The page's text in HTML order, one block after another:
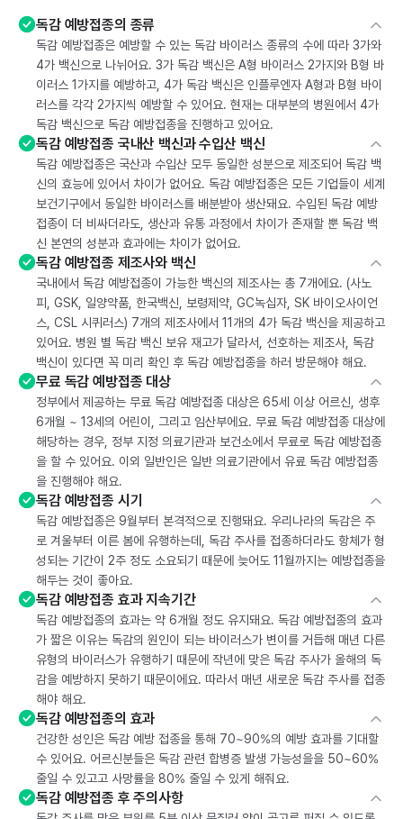
독감 예방접종의 종류
독감 예방접종은 예방할 수 있는 독감 바이러스 종류의 수에 따라 3가와
4가 백신으로 나뉘어요. 3가 독감 백신은 A형 바이러스 2가지와 B형 바
이러스 1가지를 예방하고, 4가 독감 백신은 인플루엔자 A형과 B형 바이
러스를 각각 2가지씩 예방할 수 있어요. 현재는 대부분의 병원에서 4가
독감 백신으로 독감 예방접종을 진행하고 있어요.
독감 예방접종 국내산 백신과 수입산 백신
독감 예방접종은 국산과 수입산 모두 동일한 성분으로 제조되어 독감 백
신의 효능에 있어서 차이가 없어요. 독감 예방접종은 모든 기업들이 세계
보건기구에서 동일한 바이러스를 배분받아 생산돼요. 수입된 독감 예방
접종이 더 비싸더라도, 생산과 유통 과정에서 차이가 존재할 뿐 독감 백
신 본연의 성분과 효과에는 차이가 없어요.
독감 예방접종 제조사와 백신
국내에서 독감 예방접종이 가능한 백신의 제조사는 총 7개에요. (사노
피, GSK, 일양약품, 한국백신, 보령제약, GC녹십자, SK 바이오사이언
스, CSL 시퀴러스) 7개의 제조사에서 11개의 4가 독감 백신을 제공하고
있어요. 병원 별 독감 백신 보유 재고가 달라서, 선호하는 제조사, 독감
백신이 있다면 꼭 미리 확인 후 독감 예방접종을 하러 방문해야 해요.
무료 독감 예방접종 대상
정부에서 제공하는 무료 독감 예방접종 대상은 65세 이상 어르신, 생후
6개월 ~ 13세의 어린이, 그리고 임산부에요. 무료 독감 예방접종 대상에
해당하는 경우, 정부 지정 의료기관과 보건소에서 무료로 독감 예방접종
을 할 수 있어요. 이외 일반인은 일반 의료기관에서 유료 독감 예방접종
을 진행해야 해요.
독감 예방접종 시기
독감 예방접종은 9월부터 본격적으로 진행돼요. 우리나라의 독감은 주
로 겨울부터 이른 봄에 유행하는데, 독감 주사를 접종하더라도 항체가 형
성되는 기간이 2주 정도 소요되기 때문에 늦어도 11월까지는 예방접종을
해두는 것이 좋아요.
독감 예방접종 효과 지속기간
독감 예방접종의 효과는 약 6개월 정도 유지돼요. 독감 예방접종의 효과
가 짧은 이유는 독감의 원인이 되는 바이러스가 변이를 거듭해 매년 다른
유형의 바이러스가 유행하기 때문에 작년에 맞은 독감 주사가 올해의 독
감을 예방하지 못하기 때문이에요. 따라서 매년 새로운 독감 주사를 접종
해야 해요.
독감 예방접종의 효과
건강한 성인은 독감 예방 접종을 통해 70~90%의 예방 효과를 기대할
수 있어요. 어르신분들은 독감 관련 합병증 발생 가능성을을 50~60%
줄일 수 있고고 사망률을 80% 줄일 수 있게 해줘요.
독감 예방접종 후 주의사항